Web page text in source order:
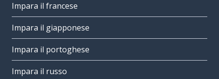
Impara il francese
Impara il giapponese
Impara il portoghese
Impara il russo